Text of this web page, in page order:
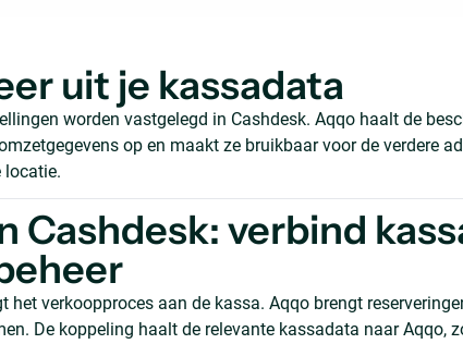
uit je kassadata
worden vastgelegd in Cashdesk. Aqqo haalt de
op en maakt ze bruikbaar voor de verdere
locatie.
Cashdesk: verbind
het verkoopproces aan de kassa. Aqqo brengt
De koppeling haalt de relevante kassadata naar Aqqo,